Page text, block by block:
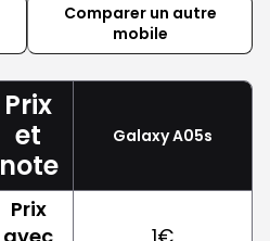
Comparer un autre
mobile
Prix
et
note
Galaxy A05s
Prix